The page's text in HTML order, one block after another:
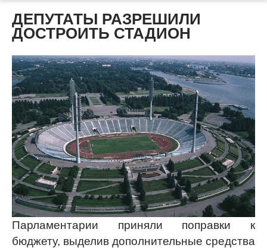
ДЕПУТАТЫ РАЗРЕШИЛИ
ДОСТРОИТЬ СТАДИОН
Парламентарии приняли поправки к
бюджету, выделив дополнительные средства